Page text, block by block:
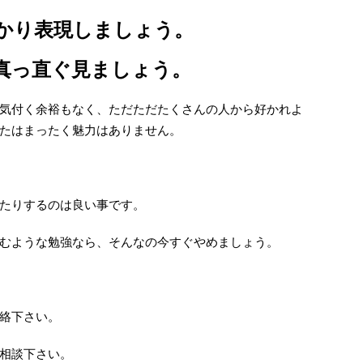
表現しましょう。
直ぐ見ましょう。
付く余裕もなく、ただただたくさんの人から好かれよ
はまったく魅力はありません。
りするのは良い事です。
ような勉強なら、そんなの今すぐやめましょう。
下さい。
談下さい。